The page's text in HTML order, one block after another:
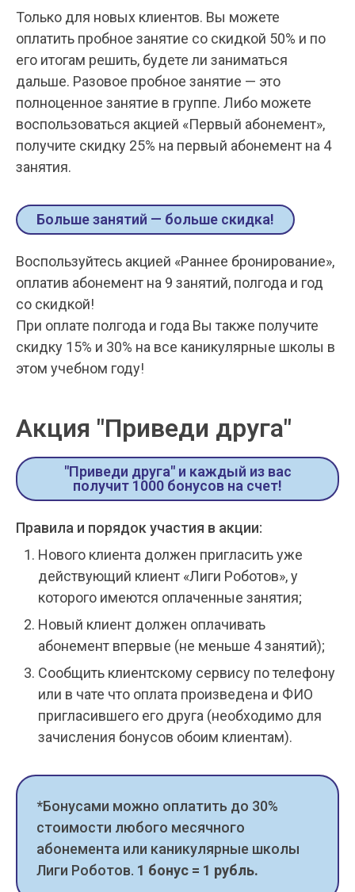
Только для новых клиентов. Вы можете
оплатить пробное занятие со скидкой 50% и по
его итогам решить, будете ли заниматься
дальше. Разовое пробное занятие — это
полноценное занятие в группе. Либо можете
воспользоваться акцией «Первый абонемент»,
получите скидку 25% на первый абонемент на 4
занятия.
Больше занятий — больше скидка!
Воспользуйтесь акцией «Раннее бронирование»,
оплатив абонемент на 9 занятий, полгода и год
со скидкой!
При оплате полгода и года Вы также получите
скидку 15% и 30% на все каникулярные школы в
этом учебном году!
Акция "Приведи друга"
"Приведи друга" и каждый из вас
получит 1000 бонусов на счет!
Правила и порядок участия в акции:
Нового клиента должен пригласить уже
действующий клиент «Лиги Роботов», у
которого имеются оплаченные занятия;
Новый клиент должен оплачивать
абонемент впервые (не меньше 4 занятий);
Сообщить клиентскому сервису по телефону
или в чате что оплата произведена и ФИО
пригласившего его друга (необходимо для
зачисления бонусов обоим клиентам).
*Бонусами можно оплатить до 30%
стоимости любого месячного
абонемента или каникулярные школы
Лиги Роботов. 1 бонус = 1 рубль.